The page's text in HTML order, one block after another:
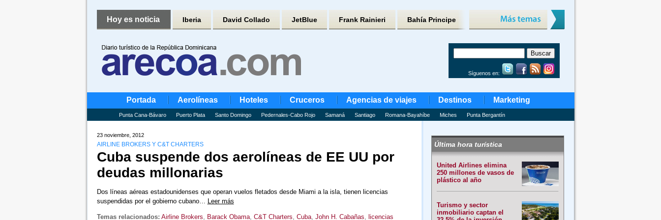
Hoy es noticia Iberia David Collado JetBlue Frank Rainieri Bahía Principe
Síguenos en:
Portada Aerolíneas Hoteles Cruceros Agencias de viajes Destinos Marketing
Punta Cana-Bávaro Puerto Plata Santo Domingo Pedernales-Cabo Rojo Samaná Santiago Romana-Bayahíbe Miches Punta Bergantín
23 noviembre, 2012
AIRLINE BROKERS Y C&T CHARTERS
Cuba suspende dos aerolíneas de EE UU por
deudas millonarias
Dos líneas aéreas estadounidenses que operan vuelos fletados desde Miami a la isla, tienen licencias
suspendidas por el gobierno cubano… Leer más
Temas relacionados: Airline Brokers, Barack Obama, C&T Charters, Cuba, John H. Cabañas, licencias
Última hora turística
United Airlines elimina
250 millones de vasos de
plástico al año
Turismo y sector
inmobiliario captan el